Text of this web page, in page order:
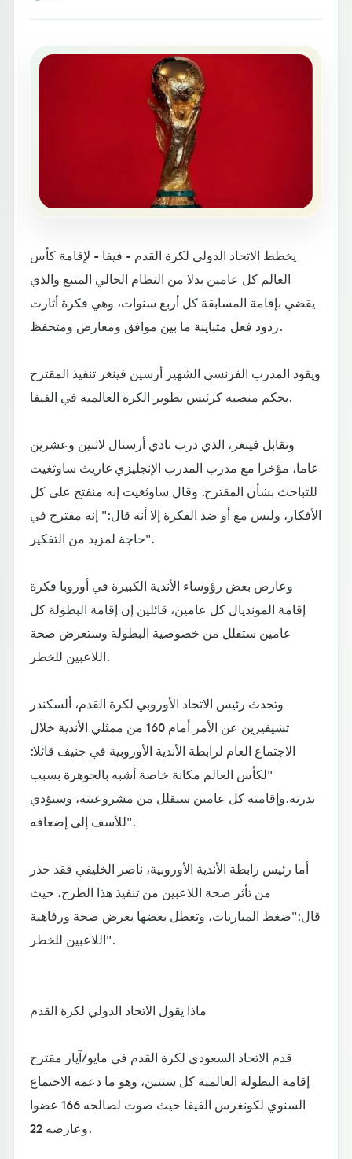
يخطط الاتحاد الدولي لكرة القدم - فيفا - لإقامة كأس
العالم كل عامين بدلا من النظام الحالي المتبع والذي
يقضي بإقامة المسابقة كل أربع سنوات، وهي فكرة أثارت
ردود فعل متباينة ما بين موافق ومعارض ومتحفظ.
ويقود المدرب الفرنسي الشهير أرسين فينغر تنفيذ المقترح
بحكم منصبه كرئيس تطوير الكرة العالمية في الفيفا.
وتقابل فينغر، الذي درب نادي أرسنال لاثنين وعشرين
عاما، مؤخرا مع مدرب المدرب الإنجليزي غاريث ساوثغيت
للتباحث بشأن المقترح. وقال ساوثغيت إنه منفتح على كل
الأفكار، وليس مع أو ضد الفكرة إلا أنه قال:" إنه مقترح في
حاجة لمزيد من التفكير".
وعارض بعض رؤوساء الأندية الكبيرة في أوروبا فكرة
إقامة المونديال كل عامين، قائلين إن إقامة البطولة كل
عامين ستقلل من خصوصية البطولة وستعرض صحة
اللاعبين للخطر.
وتحدث رئيس الاتحاد الأوروبي لكرة القدم، ألسكندر
تشيفيرين عن الأمر أمام 160 من ممثلي الأندية خلال
الاجتماع العام لرابطة الأندية الأوروبية في جنيف قائلا:
"لكأس العالم مكانة خاصة أشبه بالجوهرة بسبب
ندرته.وإقامته كل عامين سيقلل من مشروعيته، وسيؤدي
للأسف إلى إضعافه".
أما رئيس رابطة الأندية الأوروبية، ناصر الخليفي فقد حذر
من تأثر صحة اللاعبين من تنفيذ هذا الطرح، حيث
قال:"ضغط المباريات، وتعطل بعضها يعرض صحة ورفاهية
اللاعبين للخطر".
ماذا يقول الاتحاد الدولي لكرة القدم
قدم الاتحاد السعودي لكرة القدم في مايو/آيار مقترح
إقامة البطولة العالمية كل سنتين، وهو ما دعمه الاجتماع
السنوي لكونغرس الفيفا حيث صوت لصالحه 166 عضوا
وعارضه 22.